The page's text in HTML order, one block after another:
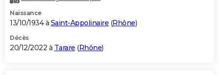
Naissance
13/10/1934 à Saint-Appolinaire (Rhône)
Décès
20/12/2022 à Tarare (Rhône)